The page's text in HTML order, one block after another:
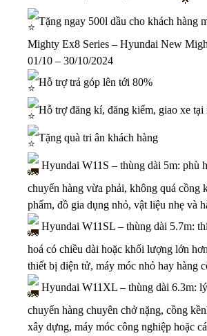
Tặng ngay 500l dầu cho khách hàng
Mighty Ex8 Series – Hyundai New
01/10 – 30/10/2024
Hỗ trợ trả góp lên tới 80%
Hỗ trợ đăng kí, đăng kiểm, giao xe tại
Tặng quà tri ân khách hàng
Hyundai W11S – thùng dài 5m: phù
chuyến hàng vừa phải, không quá cồng
phẩm, đồ gia dụng nhỏ, vật liệu nhẹ và
Hyundai W11SL – thùng dài 5.7m:
hoá có chiều dài hoặc khối lượng lớn
thiết bị điện tử, máy móc nhỏ hay hàng
Hyundai W11XL – thùng dài 6.3m:
chuyến hàng chuyên chở nặng, cồng
xây dựng, máy móc công nghiệp hoặc